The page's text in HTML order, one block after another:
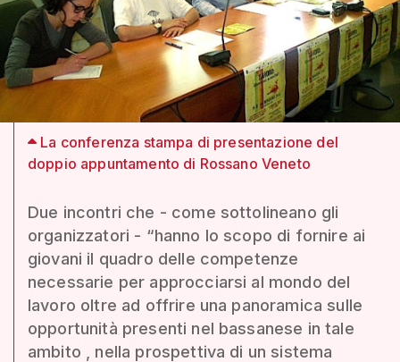
La conferenza stampa di presentazione del
doppio appuntamento di Rossano Veneto
Due incontri che - come sottolineano gli
organizzatori - “hanno lo scopo di fornire ai
giovani il quadro delle competenze
necessarie per approcciarsi al mondo del
lavoro oltre ad offrire una panoramica sulle
opportunità presenti nel bassanese in tale
ambito , nella prospettiva di un sistema